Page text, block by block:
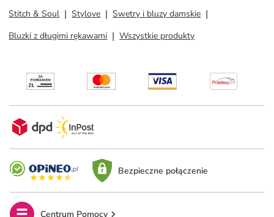
Stitch & Soul
Stylove
Swetry i bluzy damskie
Bluzki z długimi rękawami
Wszystkie produkty
Bezpieczne połączenie
Centrum Pomocy